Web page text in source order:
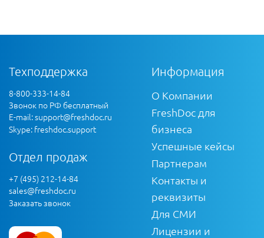
Техподдержка
8-800-333-14-84
Звонок по РФ бесплатный
E-mail:support@freshdoc.ru
Skype: freshdoc.support
Отдел продаж
+7 (495) 212-14-84
sales@freshdoc.ru
Заказать звонок
Информация
О Компании
FreshDoc для
бизнеса
Успешные кейсы
Партнерам
Контакты и
реквизиты
Для СМИ
Лицензии и